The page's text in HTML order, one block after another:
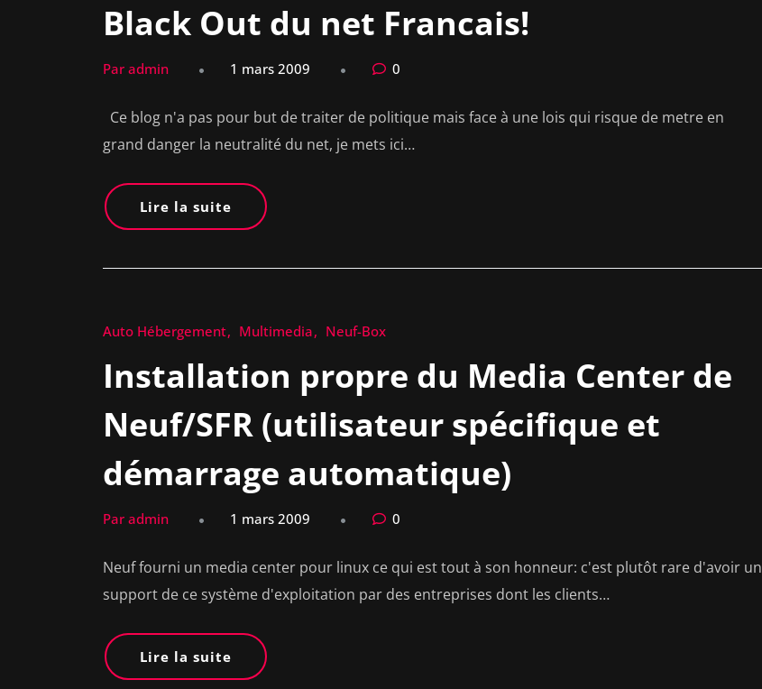
Black Out du net Francais!
Par admin 1 mars 2009 0
Ce blog n'a pas pour but de traiter de politique mais face à une lois qui risque de metre en
grand danger la neutralité du net, je mets ici…
Lire la suite
Auto Hébergement Multimedia Neuf-Box
Installation propre du Media Center de
Neuf/SFR (utilisateur spécifique et
démarrage automatique)
Par admin 1 mars 2009 0
Neuf fourni un media center pour linux ce qui est tout à son honneur: c'est plutôt rare d'avoir un
support de ce système d'exploitation par des entreprises dont les clients…
Lire la suite